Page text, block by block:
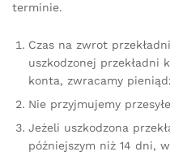
terminie.
Czas na zwrot
uszkodzonej przekładni
konta, zwracamy
Nie przyjmujemy
Jeżeli uszkodzona
późniejszym niż 14 dni,